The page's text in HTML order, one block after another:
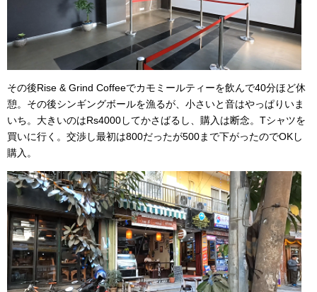
その後Rise & Grind Coffeeでカモミールティーを飲んで40分ほど休
憩。その後シンギングボールを漁るが、小さいと音はやっぱりいま
いち。大きいのはRs4000してかさばるし、購入は断念。Tシャツを
買いに行く。交渉し最初は800だったが500まで下がったのでOKし
購入。